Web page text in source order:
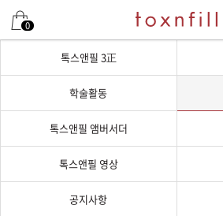
0
톡스앤필 3正
학술활동
톡스앤필 앰버서더
톡스앤필 영상
공지사항